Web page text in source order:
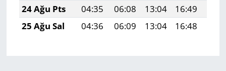
24 Ağu Pts
04:35 06:08 13:04 16:49
25 Ağu Sal
04:36 06:09 13:04 16:48